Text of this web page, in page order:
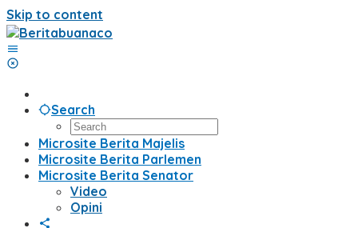
Skip to content
Search
Microsite Berita Majelis
Microsite Berita Parlemen
Microsite Berita Senator
Video
Opini